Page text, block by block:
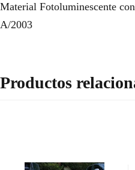
Material Fotoluminescente
A/2003
Productos